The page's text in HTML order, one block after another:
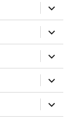
expand
child
menu
expand
child
menu
expand
child
menu
expand
child
menu
expand
child
menu